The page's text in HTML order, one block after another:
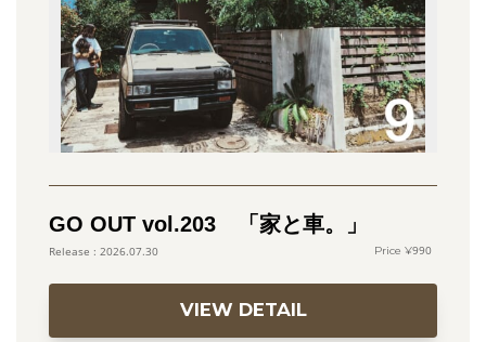
GO OUT vol.203 「家と車。」
2026.07.30 990
VIEW DETAIL